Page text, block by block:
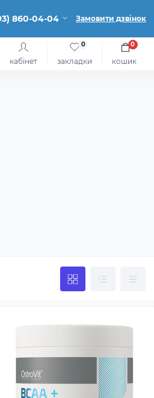
860-04-04 Замовити дзвінок
кабінет закладки
0
кошик
0